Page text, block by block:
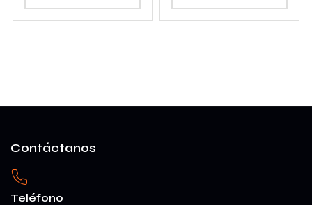
Contáctanos
Teléfono